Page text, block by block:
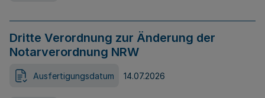
Dritte Verordnung zur Änderung der
Notarverordnung NRW
Ausfertigungsdatum 14.07.2026